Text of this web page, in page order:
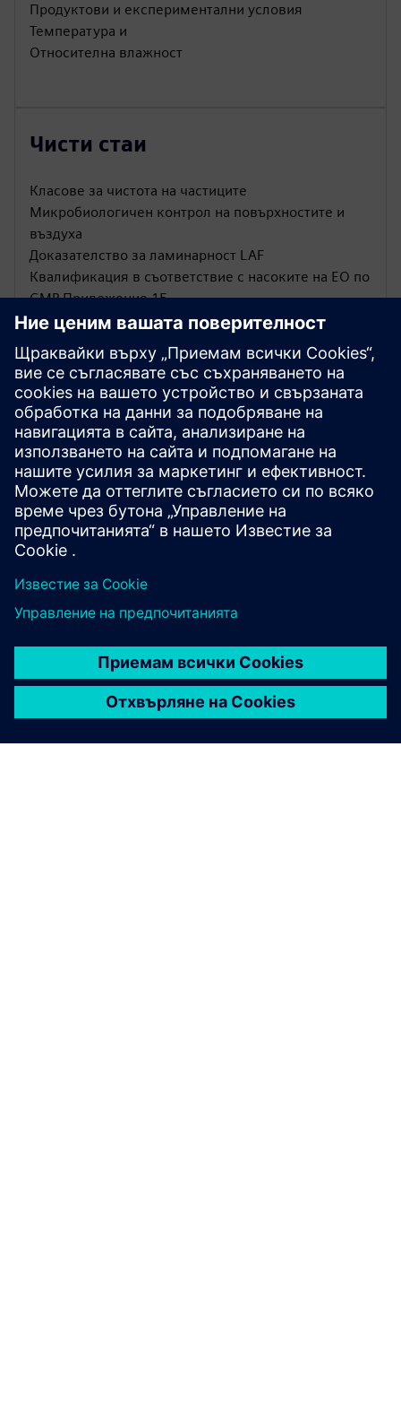
Продуктови и експериментални условия
Температура и
Относителна влажност
Чисти стаи
Класове за чистота на частиците
Микробиологичен контрол на повърхностите и
въздуха
Доказателство за ламинарност LAF
Квалификация в съответствие с насоките на ЕО по
GMP Приложение 15
Дезактивиране с H202
Валидиран метод
Далеч по-добър от формалдехида
Бърз, ефективен, безопасен и без остатъци
Огромни спестявания на време и разходи